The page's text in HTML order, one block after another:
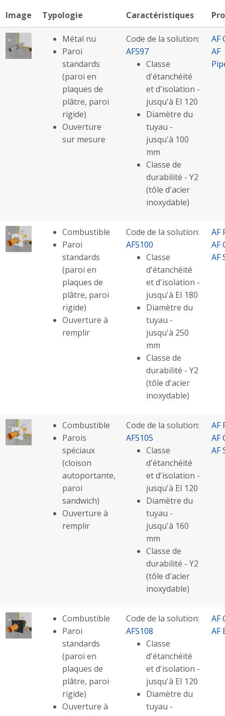
Image Typologie Caractéristiques
Métal nu
Paroi
standards
(paroi en
plaques de
plâtre, paroi
rigide)
Ouverture
sur mesure
Code de la solution:
AFS97
Classe
d'étanchéité
et d'isolation -
jusqu'à EI 120
Diamètre du
tuyau -
jusqu'à 100
mm
Classe de
durabilité - Y2
(tôle d'acier
inoxydable)
AF
AF
Combustible
Paroi
standards
(paroi en
plaques de
plâtre, paroi
rigide)
Ouverture à
remplir
Code de la solution:
AFS100
Classe
d'étanchéité
et d'isolation -
jusqu'à EI 180
Diamètre du
tuyau -
jusqu'à 250
mm
Classe de
durabilité - Y2
(tôle d'acier
inoxydable)
AF
AF
AF
Combustible
Parois
spéciaux
(cloison
autoportante,
paroi
sandwich)
Ouverture à
remplir
Code de la solution:
AFS105
Classe
d'étanchéité
et d'isolation -
jusqu'à EI 120
Diamètre du
tuyau -
jusqu'à 160
mm
Classe de
durabilité - Y2
(tôle d'acier
inoxydable)
AF
AF
AF
Combustible
Paroi
standards
(paroi en
plaques de
plâtre, paroi
rigide)
Ouverture à
Code de la solution:
AFS108
Classe
d'étanchéité
et d'isolation -
jusqu'à EI 120
Diamètre du
tuyau -
AF
AF